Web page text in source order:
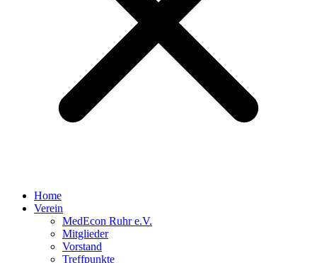
Home
Verein
MedEcon Ruhr e.V.
Mitglieder
Vorstand
Treffpunkte